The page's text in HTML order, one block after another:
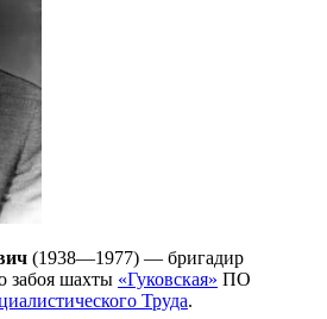
(1938—1977) — бригадир
забоя шахты «Гуковская» ПО
Труда.